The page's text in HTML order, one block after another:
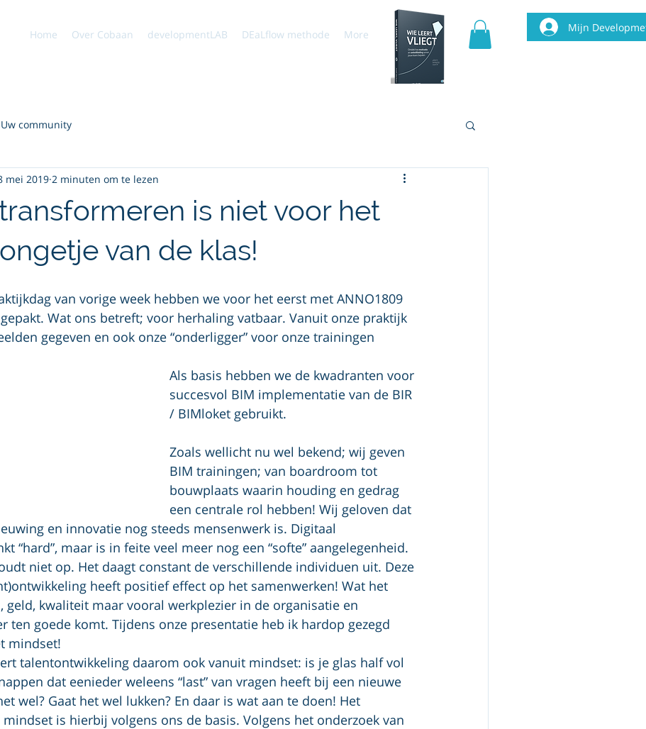
Home Over Cobaan developmentLAB DEaLflow methode More
Mijn
Uw community
is niet voor het
van de klas!
mei 2019 2 minuten om te lezen
van vorige week hebben we voor het eerst met ANNO1809
Wat ons betreft; voor herhaling vatbaar. Vanuit onze praktijk
gegeven en ook onze “onderligger” voor onze trainingen
Als basis hebben we de kwadranten voor
succesvol BIM implementatie van de BIR
/ BIMloket gebruikt.
Zoals wellicht nu wel bekend; wij geven
BIM trainingen; van boardroom tot
bouwplaats waarin houding en gedrag
een centrale rol hebben! Wij geloven dat
en innovatie nog steeds mensenwerk is. Digitaal
“hard”, maar is in feite veel meer nog een “softe” aangelegenheid.
niet op. Het daagt constant de verschillende individuen uit. Deze
heeft positief effect op het samenwerken! Wat het
geld, kwaliteit maar vooral werkplezier in de organisatie en
ten goede komt. Tijdens onze presentatie heb ik hardop gezegd
mindset!
talentontwikkeling daarom ook vanuit mindset: is je glas half vol
dat eenieder weleens “last” van vragen heeft bij een nieuwe
wel? Gaat het wel lukken? En daar is wat aan te doen! Het
is hierbij volgens ons de basis. Volgens het onderzoek van